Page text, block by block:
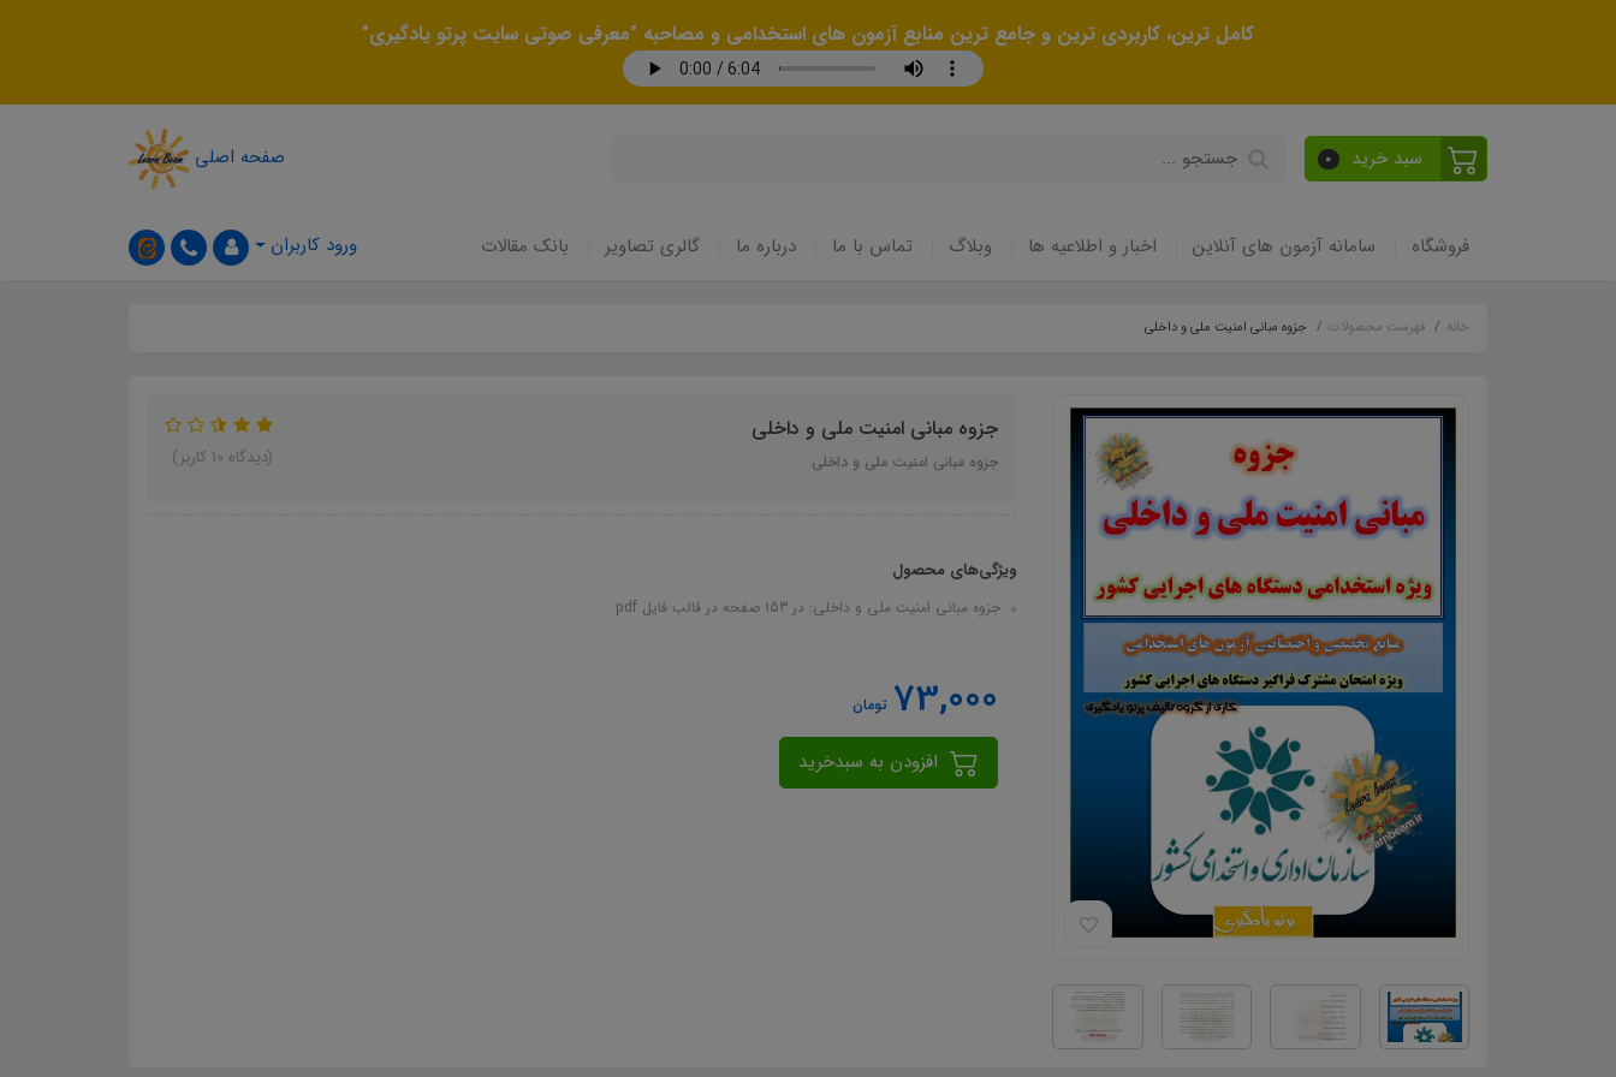
کامل ترین، کاربردی ترین و جامع ترین منابع آزمون های استخدامی و مصاحبه "معرفی صوتی سایت پرتو یادگیری"
سبد خرید 0 صفحه اصلی
فروشگاه سامانه آزمون های آنلاین اخبار و اطلاعیه ها وبلاگ تماس با ما درباره ما گالری تصاویر بانک مقالات ورود کاربران
خانه فهرست محصولات جزوه مبانی امنیت ملی و داخلی
جزوه مبانی امنیت ملی و داخلی
جزوه مبانی امنیت ملی و داخلی (دیدگاه 10 کاربر)
ویژگی‌های محصول
جزوه مبانی امنیت ملی و داخلی: در 153 صفحه در قالب فایل pdf
73,000 تومان